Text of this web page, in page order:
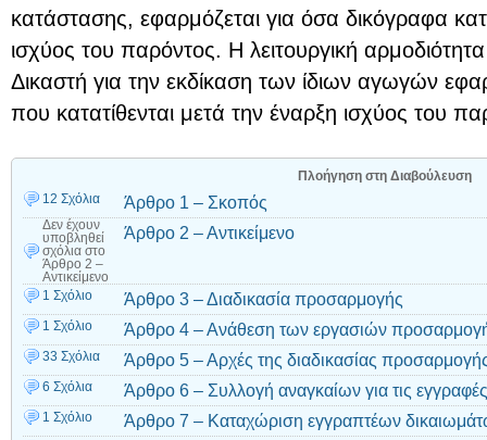
κατάστασης, εφαρμόζεται για όσα δικόγραφα
ισχύος του παρόντος. Η λειτουργική
Δικαστή για την εκδίκαση των ίδιων αγωγών
που κατατίθενται μετά την έναρξη ισχύος του
Πλοήγηση στη Διαβούλευση
12 Σχόλια
Άρθρο 1 – Σκοπός
Δεν έχουν
υποβληθεί
σχόλια στο
Άρθρο 2 –
Αντικείμενο
Άρθρο 2 – Αντικείμενο
1 Σχόλιο Άρθρο 3 – Διαδικασία προσαρμογής
1 Σχόλιο Άρθρο 4 – Ανάθεση των εργασιών
33 Σχόλια Άρθρο 5 – Αρχές της διαδικασίας
6 Σχόλια Άρθρο 6 – Συλλογή αναγκαίων για τις
1 Σχόλιο Άρθρο 7 – Καταχώριση εγγραπτέων